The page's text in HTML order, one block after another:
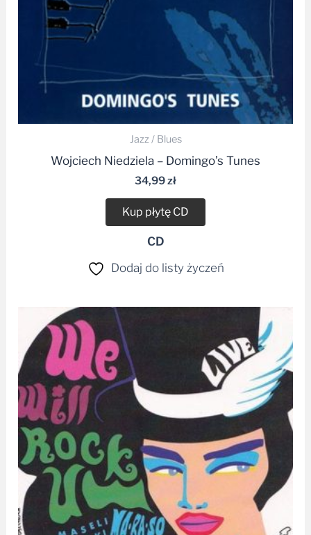
Jazz / Blues
Wojciech Niedziela – Domingo’s Tunes
34,99zł
Kup płytę CD
CD
Dodaj do listy życzeń